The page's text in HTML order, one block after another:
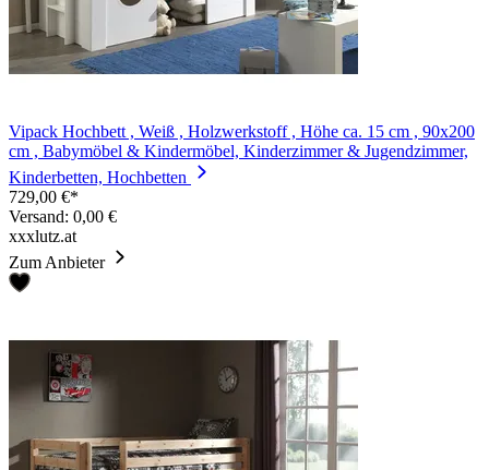
Vipack Hochbett , Weiß , Holzwerkstoff , Höhe ca. 15 cm , 90x200
cm , Babymöbel & Kindermöbel, Kinderzimmer & Jugendzimmer,
Kinderbetten, Hochbetten
729,00 €*
Versand: 0,00 €
xxxlutz.at
Zum Anbieter